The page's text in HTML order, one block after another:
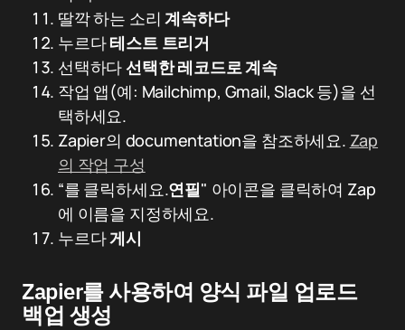
딸깍 하는 소리계속하다
누르다테스트 트리거
선택하다선택한 레코드로 계속
작업 앱(예: Mailchimp, Gmail, Slack 등)을 선
택하세요.
Zapier의 documentation을 참조하세요. Zap
의 작업 구성
“를 클릭하세요.연필" 아이콘을 클릭하여 Zap
에 이름을 지정하세요.
누르다게시
Zapier를 사용하여 양식 파일 업로드
백업 생성